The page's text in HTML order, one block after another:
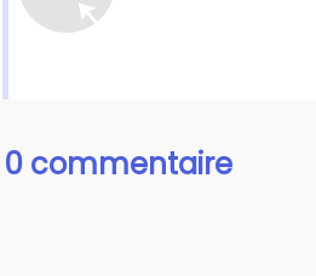
0 commentaire